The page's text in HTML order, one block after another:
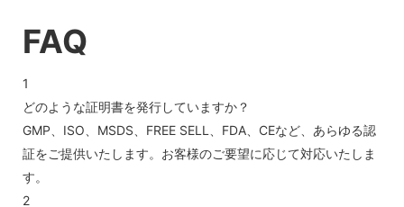
FAQ
1
どのような証明書を発行していますか？
GMP、ISO、MSDS、FREE SELL、FDA、CEなど、あらゆる認
証をご提供いたします。お客様のご要望に応じて対応いたしま
す。
2